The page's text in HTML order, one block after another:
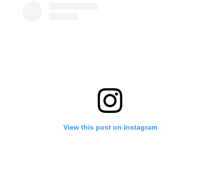
View this post on Instagram